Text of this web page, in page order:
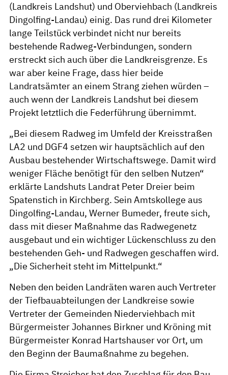
(Landkreis Landshut) und Oberviehbach (Landkreis
Dingolfing-Landau) einig. Das rund drei Kilometer
lange Teilstück verbindet nicht nur bereits
bestehende Radweg-Verbindungen, sondern
erstreckt sich auch über die Landkreisgrenze. Es
war aber keine Frage, dass hier beide
Landratsämter an einem Strang ziehen würden –
auch wenn der Landkreis Landshut bei diesem
Projekt letztlich die Federführung übernimmt.
„Bei diesem Radweg im Umfeld der Kreisstraßen
LA2 und DGF4 setzen wir hauptsächlich auf den
Ausbau bestehender Wirtschaftswege. Damit wird
weniger Fläche benötigt für den selben Nutzen“
erklärte Landshuts Landrat Peter Dreier beim
Spatenstich in Kirchberg. Sein Amtskollege aus
Dingolfing-Landau, Werner Bumeder, freute sich,
dass mit dieser Maßnahme das Radwegenetz
ausgebaut und ein wichtiger Lückenschluss zu den
bestehenden Geh- und Radwegen geschaffen wird.
„Die Sicherheit steht im Mittelpunkt.“
Neben den beiden Landräten waren auch Vertreter
der Tiefbauabteilungen der Landkreise sowie
Vertreter der Gemeinden Niederviehbach mit
Bürgermeister Johannes Birkner und Kröning mit
Bürgermeister Konrad Hartshauser vor Ort, um
den Beginn der Baumaßnahme zu begehen.